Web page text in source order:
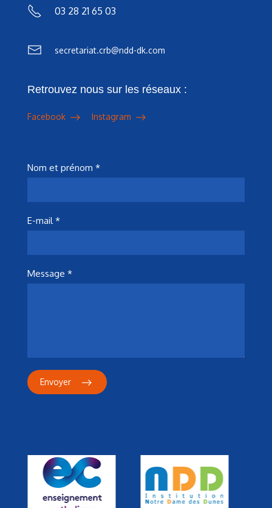
03 28 21 65 03
secretariat.crb@ndd-dk.com
Retrouvez nous sur les réseaux :
Facebook Instagram
Nom et prénom *
E-mail *
Message *
Envoyer